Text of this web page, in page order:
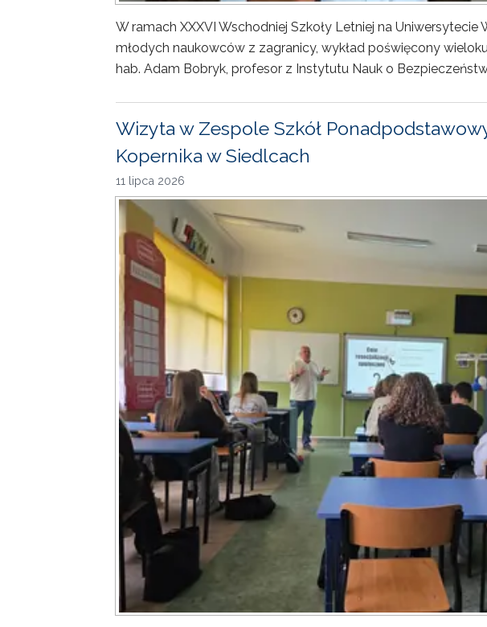
W ramach XXXVI Wschodniej Szkoły Letniej na Uniwersytecie
młodych naukowców z zagranicy, wykład poświęcony
hab. Adam Bobryk, profesor z Instytutu Nauk o
Wizyta w Zespole Szkół
Kopernika w Siedlcach
11 lipca 2026